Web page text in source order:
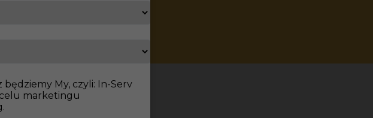
My, czyli: In-Serv
marketingu